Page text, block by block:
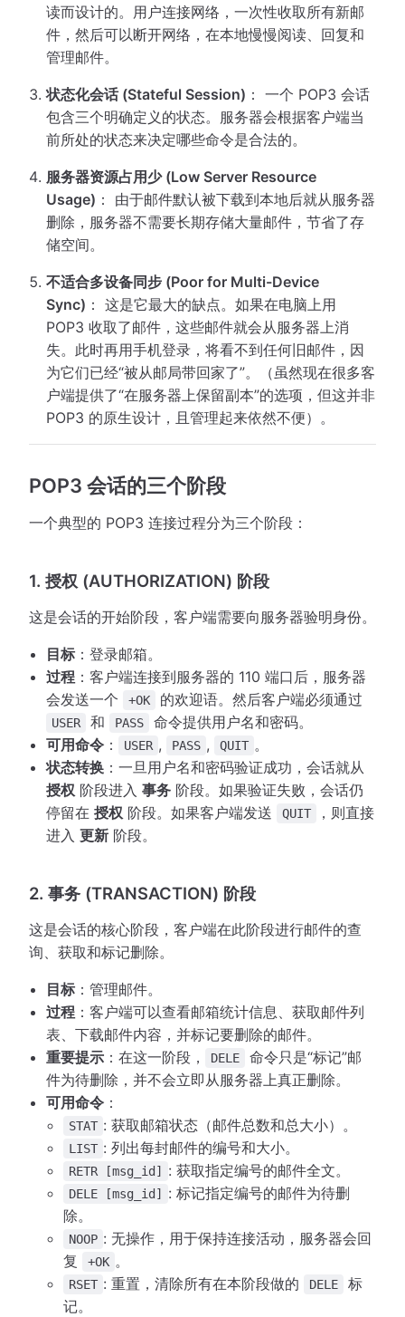
读而设计的。用户连接网络，一次性收取所有新邮
件，然后可以断开网络，在本地慢慢阅读、回复和
管理邮件。
状态化会话 (Stateful Session) ： 一个 POP3 会话
包含三个明确定义的状态。服务器会根据客户端当
前所处的状态来决定哪些命令是合法的。
服务器资源占用少 (Low Server Resource
Usage) ： 由于邮件默认被下载到本地后就从服务器
删除，服务器不需要长期存储大量邮件，节省了存
储空间。
不适合多设备同步 (Poor for Multi-Device
Sync) ： 这是它最大的缺点。如果在电脑上用
POP3 收取了邮件，这些邮件就会从服务器上消
失。此时再用手机登录，将看不到任何旧邮件，因
为它们已经“被从邮局带回家了”。（虽然现在很多客
户端提供了“在服务器上保留副本”的选项，但这并非
POP3 的原生设计，且管理起来依然不便）。
POP3 会话的三个阶段
一个典型的 POP3 连接过程分为三个阶段：
1. 授权 (AUTHORIZATION) 阶段
这是会话的开始阶段，客户端需要向服务器验明身份。
目标 ：登录邮箱。
过程 ：客户端连接到服务器的 110 端口后，服务器
会发送一个
+OK 的欢迎语。然后客户端必须通过
USER 和 PASS
命令提供用户名和密码。
可用命令 ： USER , PASS , QUIT 。
状态转换 ：一旦用户名和密码验证成功，会话就从
授权 阶段进入事务 阶段。如果验证失败，会话仍
停留在授权 阶段。如果客户端发送 QUIT
，则直接
进入更新 阶段。
2. 事务 (TRANSACTION) 阶段
这是会话的核心阶段，客户端在此阶段进行邮件的查
询、获取和标记删除。
目标 ：管理邮件。
过程 ：客户端可以查看邮箱统计信息、获取邮件列
表、下载邮件内容，并标记要删除的邮件。
重要提示 ：在这一阶段， DELE
命令只是“标记”邮
件为待删除，并不会立即从服务器上真正删除。
可用命令 ：
STAT : 获取邮箱状态（邮件总数和总大小）。
LIST : 列出每封邮件的编号和大小。
RETR [msg_id] : 获取指定编号的邮件全文。
DELE [msg_id]
: 标记指定编号的邮件为待删
除。
NOOP : 无操作，用于保持连接活动，服务器会回
复
+OK 。
RSET : 重置，清除所有在本阶段做的 DELE
标
记。